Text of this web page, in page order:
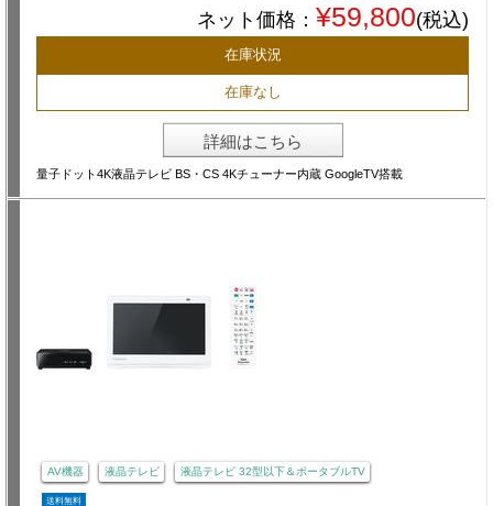
ネット価格： ¥59,800(税込)
在庫状況
在庫なし
詳細はこちら
量子ドット4K液晶テレビ BS・CS 4Kチューナー内蔵 GoogleTV搭載
AV機器 液晶テレビ 液晶テレビ 32型以下＆ポータブルTV
送料無料